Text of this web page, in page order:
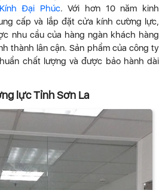
Đại Phúc. Với hơn 10 năm kinh
cấp và lắp đặt cửa kính cường lực,
nhu cầu của hàng ngàn khách hàng
thành lân cận. Sản phẩm của công ty
chất lượng và được bảo hành dài
lực Tỉnh Sơn La